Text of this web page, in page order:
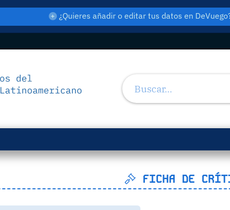
¿Quieres añadir o editar tus datos en
FICHA DE